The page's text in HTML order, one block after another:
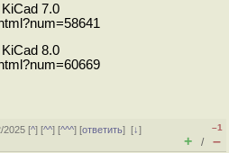
7.0
8.0
2025 [^] [^^] [^^^] [ответить][↓]
–1
+ / –